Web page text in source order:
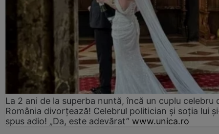
La 2 ani de la superba nuntă, încă un cuplu celebru
România divorțează! Celebrul politician și soția lui
spus adio! „Da, este adevărat” www.unica.ro